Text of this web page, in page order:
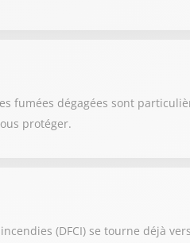
fumées dégagées sont
protéger.
(DFCI) se tourne déjà